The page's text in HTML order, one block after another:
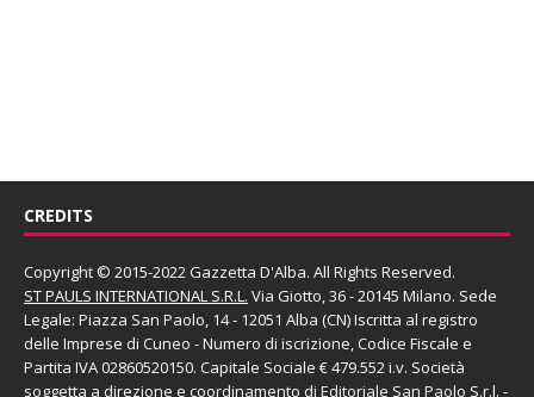
CREDITS
Copyright © 2015-2022 Gazzetta D'Alba. All Rights Reserved.
ST PAULS INTERNATIONAL S.R.L. Via Giotto, 36 - 20145 Milano. Sede
Legale: Piazza San Paolo, 14 - 12051 Alba (CN) Iscritta al registro
delle Imprese di Cuneo - Numero di iscrizione, Codice Fiscale e
Partita IVA 02860520150. Capitale Sociale € 479.552 i.v. Società
soggetta a direzione e coordinamento di Editoriale San Paolo S.r.l. -